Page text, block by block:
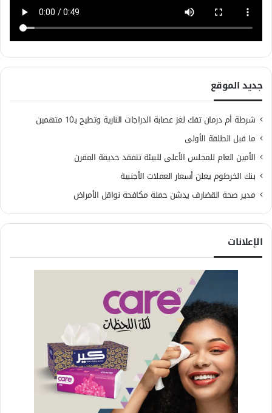
جديد الموقع
شرطة أم درمان تفك لغز عصابة الدراجات النارية وتطيح بـ10 متهمين
ما قبل الطلقة الأولى
الأمين العام للمجلس الأعلى للبيئة تتفقد حديقة المقرن
بنك الخرطوم يعلن أسعار العملات الأجنبية
مدير صحة القضارف يدشن حملة مكافحة نواقل الأمراض
الإعلانات